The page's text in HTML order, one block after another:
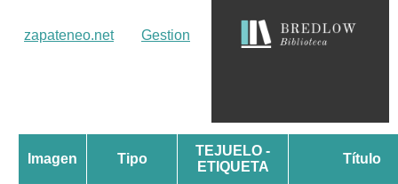
zapateneo.net Gestion
Imagen Tipo
TEJUELO -
ETIQUETA
Título